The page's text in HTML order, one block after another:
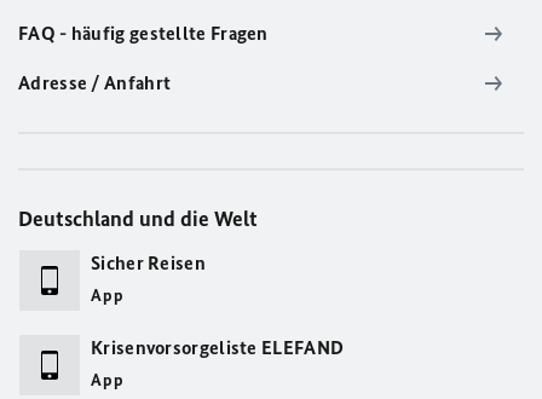
FAQ - häufig gestellte Fragen
Adresse / Anfahrt
Deutschland und die Welt
Sicher Reisen
App
Krisenvorsorgeliste ELEFAND
App